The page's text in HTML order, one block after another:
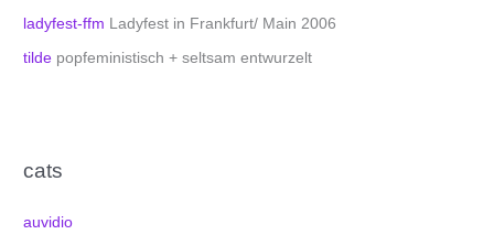
ladyfest-ffm Ladyfest in Frankfurt/ Main 2006
tilde popfeministisch + seltsam entwurzelt
cats
auvidio